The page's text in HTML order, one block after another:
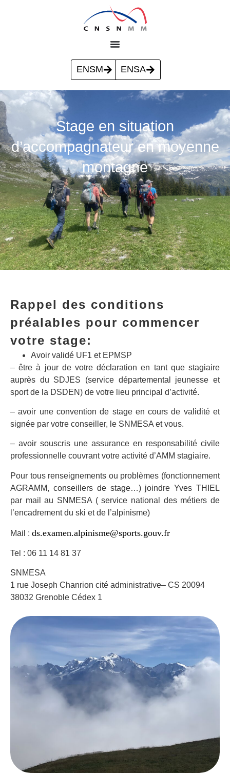
ENSM ENSA
Stage en situation
d’accompagnateur en moyenne
montagne
Rappel des conditions
préalables pour commencer
votre stage:
Avoir validé UF1 et EPMSP
– être à jour de votre déclaration en tant que stagiaire
auprès du SDJES (service départemental jeunesse et
sport de la DSDEN) de votre lieu principal d’activité.
– avoir une convention de stage en cours de validité et
signée par votre conseiller, le SNMESA et vous.
– avoir souscris une assurance en responsabilité civile
professionnelle couvrant votre activité d’AMM stagiaire.
Pour tous renseignements ou problèmes (fonctionnement
AGRAMM, conseillers de stage…) joindre Yves THIEL
par mail au SNMESA ( service national des métiers de
l’encadrement du ski et de l’alpinisme)
Mail : ds.examen.alpinisme@sports.gouv.fr
Tel : 06 11 14 81 37
SNMESA
1 rue Joseph Chanrion cité administrative– CS 20094
38032 Grenoble Cédex 1